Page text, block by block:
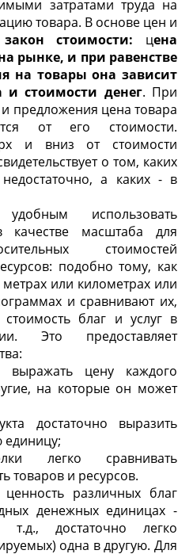
затратами труда на
товара. В основе цен и
закон стоимости: цена
рынке, и при равенстве
на товары она зависит
и стоимости денег. При
и предложения цена товара
от его стоимости.
и вниз от стоимости
о том, каких
а каких - в
использовать
масштаба для
стоимостей
подобно тому, как
или километрах или
и сравнивают их,
благ и услуг в
Это предоставляет
выражать цену каждого
на которые он может
достаточно выразить
единицу;
легко сравнивать
товаров и ресурсов.
различных благ
денежных единицах -
достаточно легко
одна в другую. Для